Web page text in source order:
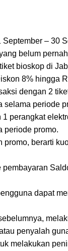
– 30
belum
bioskop di
8% hingga
dengan 2
selama periode
perangkat
periode promo.
berarti
dapat
penyalah
melakukan